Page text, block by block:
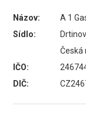
Názov:
A 1
Sídlo:
Česká
IČO:
DIČ: